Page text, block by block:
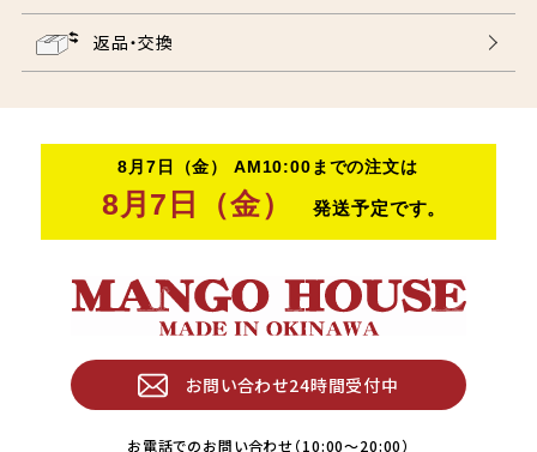
返品・交換
お問い合わせ24時間受付中
お電話でのお問い合わせ（10:00〜20:00）